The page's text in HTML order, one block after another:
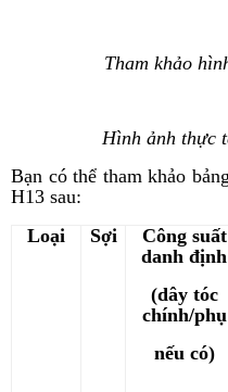
Tham khảo
Hình ảnh thực
Bạn có thể tham khảo
H13 sau:
Loại
Sợi
Công suất
danh định
(dây tóc
chính/phụ
nếu có)